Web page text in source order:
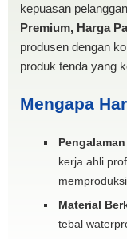
kepuasan
Premium, Harga
produsen dengan
produk tenda yang
Mengapa
kerja ahli
Material
tebal